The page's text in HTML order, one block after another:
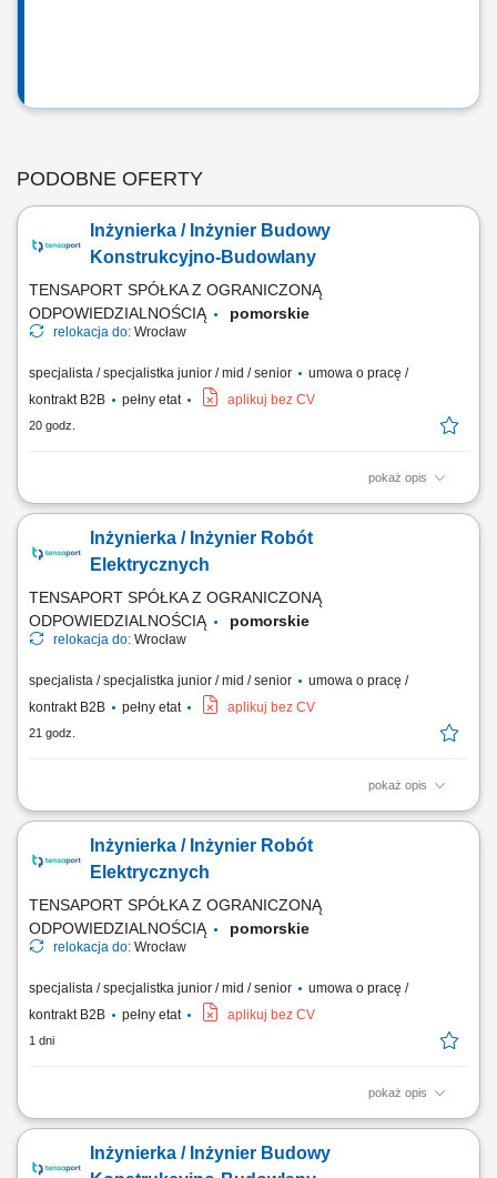
PODOBNE OFERTY
Inżynierka / Inżynier Budowy
Konstrukcyjno-Budowlany
TENSAPORT SPÓŁKA Z OGRANICZONĄ
ODPOWIEDZIALNOŚCIĄ
pomorskie
relokacja do: Wrocław
specjalista / specjalistka junior / mid / senior
umowa o pracę /
kontrakt B2B
pełny etat aplikuj bez CV
20 godz.
pokaż opis
Zadania: Bezpośrednie kierowanie zespołami pracowniczymi przy
zgodności realizowanych prac z harmonogramem, projektami oraz
procedurami bezpieczeństwa; Weryfikacja zużycia materiałów,
Inżynierka / Inżynier Robót
Elektrycznych
TENSAPORT SPÓŁKA Z OGRANICZONĄ
ODPOWIEDZIALNOŚCIĄ
pomorskie
relokacja do: Wrocław
specjalista / specjalistka junior / mid / senior
umowa o pracę /
kontrakt B2B
pełny etat aplikuj bez CV
21 godz.
pokaż opis
Zadania: Operacyjne zarządzanie zespołami pracowniczymi i
harmonogramem, projektami oraz normami bezpieczeństwa;
Weryfikacja zużycia materiałów, sporządzanie zestawień cenowych i
Inżynierka / Inżynier Robót
Elektrycznych
TENSAPORT SPÓŁKA Z OGRANICZONĄ
ODPOWIEDZIALNOŚCIĄ
pomorskie
relokacja do: Wrocław
specjalista / specjalistka junior / mid / senior
umowa o pracę /
kontrakt B2B
pełny etat aplikuj bez CV
1 dni
pokaż opis
Zadania: Bezpośrednie nadzorowanie robót elektroenergetycznych pod
własnych oraz podwykonawców na terenie budowy; Przygotowywanie
Inżynierka / Inżynier Budowy